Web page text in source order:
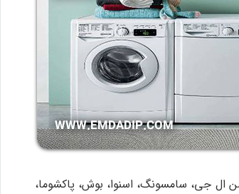
ال جی، سامسونگ، اسنوا، بوش، پاکشوما،